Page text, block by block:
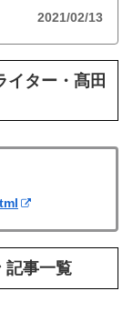
2021/02/13
ター・髙田
記事一覧